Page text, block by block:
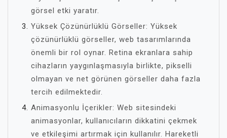
görsel etki yaratır.
Yüksek Çözünürlüklü Görseller: Yüksek
çözünürlüklü görseller, web tasarımlarında
önemli bir rol oynar. Retina ekranlara sahip
cihazların yaygınlaşmasıyla birlikte, pikselli
olmayan ve net görünen görseller daha fazla
tercih edilmektedir.
Animasyonlu İçerikler: Web sitesindeki
animasyonlar, kullanıcıların dikkatini çekmek
ve etkileşimi artırmak için kullanılır. Hareketli